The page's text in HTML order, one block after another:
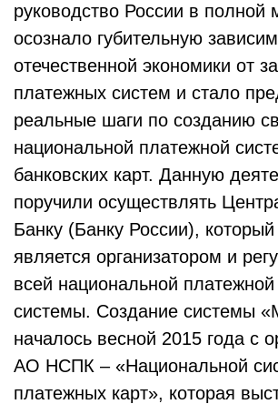
руководство России в полной
осознало губительную
отечественной экономики от
платежных систем и стало
реальные шаги по созданию
национальной платежной
банковских карт. Данную
поручили осуществлять
Банку (Банку России), который
является организатором и
всей национальной платежной
системы. Создание системы
началось весной 2015 года с
АО НСПК – «Национальной
платежных карт», которая